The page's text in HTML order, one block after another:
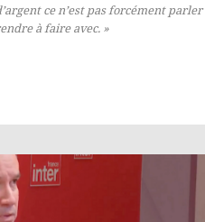
ce n’est pas forcément parler
à faire avec. »